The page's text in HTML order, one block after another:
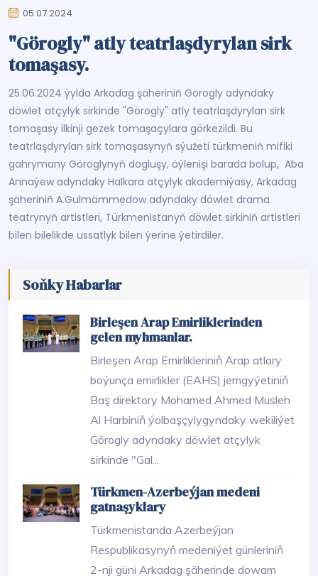
05.07.2024
"Görogly" atly teatrlaşdyrylan sirk
tomaşasy.
25.06.2024 ýylda Arkadag şäheriniň Görogly adyndaky
döwlet atçylyk sirkinde "Görogly" atly teatrlaşdyrylan sirk
tomaşasy ilkinji gezek tomaşaçylara görkezildi. Bu
teatrlaşdyrylan sirk tomaşasynyň sýužeti türkmeniň mifiki
gahrymany Göroglynyň dogluşy, öýlenişi barada bolup, Aba
Annaýew adyndaky Halkara atçylyk akademiýasy, Arkadag
şäheriniň A.Gulmämmedow adyndaky döwlet drama
teatrynyň artistleri, Türkmenistanyň döwlet sirkiniň artistleri
bilen bilelikde ussatlyk bilen ýerine ýetirdiler.
Soňky Habarlar
Birleşen Arap Emirliklerinden
gelen myhmanlar.
Birleşen Arap Emirlikleriniň Arap atlary
boýunça emirlikler (EAHS) jemgyýetiniň
Baş direktory Mohamed Ahmed Musleh
Al Harbiniň ýolbaşçylygyndaky wekiliýet
Görogly adyndaky döwlet atçylyk
sirkinde "Gal...
Türkmen-Azerbeýjan medeni
gatnaşyklary
Türkmenistanda Azerbeýjan
Respublikasynyň medeniýet günleriniň
2-nji güni Arkadag şäherinde dowam